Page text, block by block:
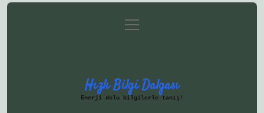
Gizlilik Politikası
menüyü
aç
Hızlı Bilgi Dalgası
Enerji dolu bilgilerle tanış!